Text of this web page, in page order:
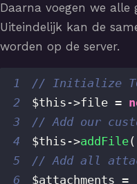
Daarna voegen we alle
Uiteindelijk kan de
worden op de server.
1
// Initialize
2
$this ->file =
3
// Add our
4
$this ->addFile(
5
// Add all
6
$attachments =